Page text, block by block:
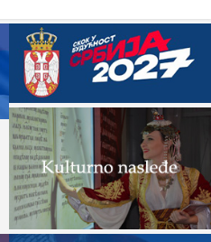
građevinskih...